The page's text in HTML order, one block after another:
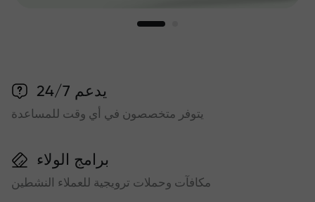
يدعم 24/7
يتوفر متخصصون في أي وقت للمساعدة
برامج الولاء
مكافآت وحملات ترويجية للعملاء النشطين